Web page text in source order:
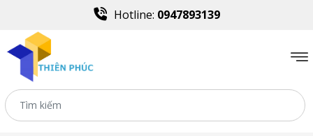
Hotline: 0947893139